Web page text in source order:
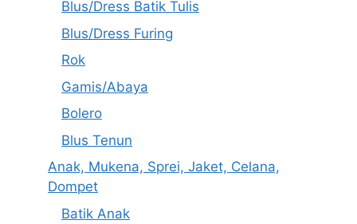
Blus/Dress Batik Tulis
Blus/Dress Furing
Rok
Gamis/Abaya
Bolero
Blus Tenun
Anak, Mukena, Sprei, Jaket, Celana,
Dompet
Batik Anak